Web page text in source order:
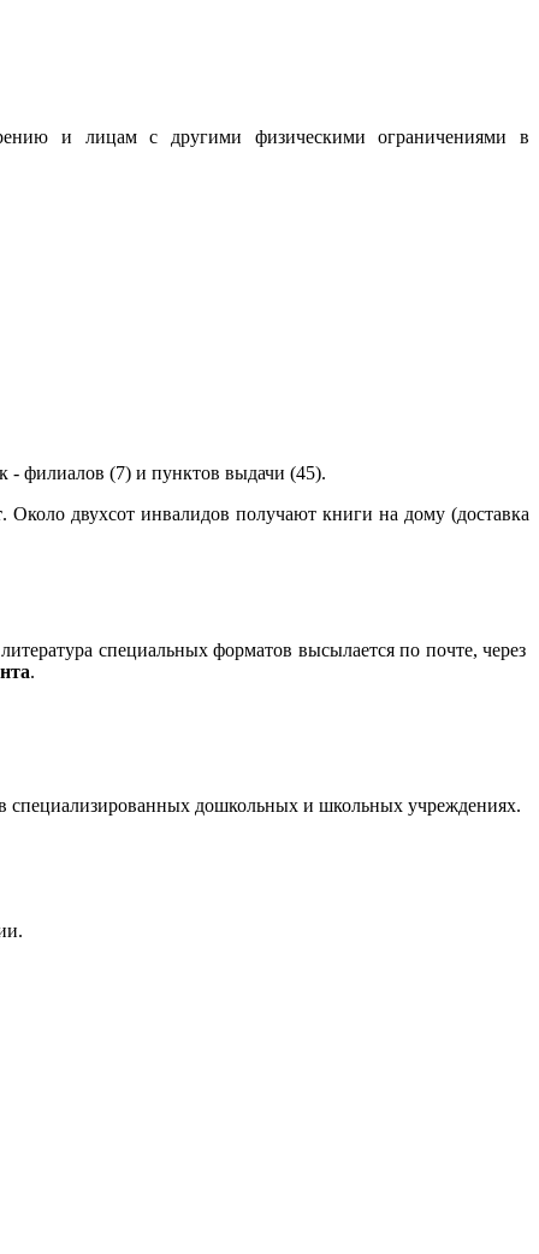
и лицам с другими физическими ограничениями в
- филиалов (7) и пунктов выдачи (45).
. Около двухсот инвалидов получают книги на дому (доставка
специальных форматов высылается по почте, через
.
специализированных дошкольных и школьных учреждениях.